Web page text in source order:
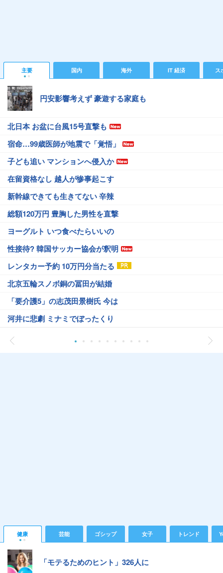
主要 国内 海外 IT 経済 ス
円安影響考えず 豪遊する家庭も
北日本 お盆に台風15号直撃も
宿命…99歳医師が地震で「覚悟」
子ども追い マンションへ侵入か
在留資格なし 越人が惨事起こす
新幹線できても生きてない 辛辣
総額120万円 豊胸した男性を直撃
ヨーグルト いつ食べたらいいの
性接待? 韓国サッカー協会が釈明
レンタカー予約 10万円分当たる
北京五輪スノボ銅の冨田が結婚
「要介護5」の志茂田景樹氏 今は
河井に悲劇 ミナミでぼったくり
健康 芸能 ゴシップ 女子 トレンド
「モテるためのヒント」326人に